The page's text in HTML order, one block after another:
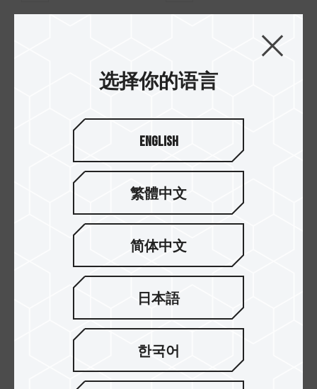
一体式水冷 黑
SIREN GD360E ARGB
一体式水冷 白
SIREN GD240E ARGB
一体式水冷 黑
选择你的语言
English
繁體中文
简体中文
日本語
한국어